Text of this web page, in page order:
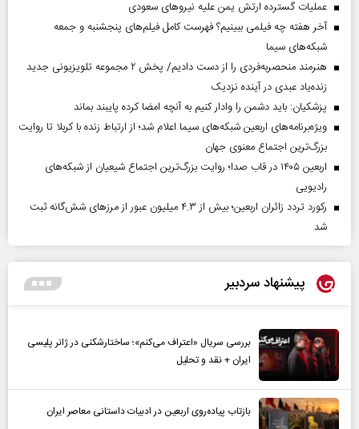
عملیات گسترده ارتش یمن علیه نیروهای سعودی
آخر هفته چه فیلمی ببینیم؟ فهرست کامل فیلم‌های پنجشنبه و جمعه
شبکه‌های سیما
هنرمند منحصر‌به‌فردی را از دست دادیم/ پخش ۲ مجموعه تلویزیونی جدید
زنده‌یاد عبدی در آینده نزدیک
پزشکیان: باید دشمن را وادار کنیم به آنچه امضا کرده پایبند بماند
ویژه‌برنامه‌های اربعین شبکه‌های سیما اعلام شد؛ از ارتباط زنده با کربلا تا روایت
بزرگ‌ترین اجتماع معنوی جهان
اربعین ۱۴۰۵ در قاب صدا؛ روایت بزرگ‌ترین اجتماع شیعیان از شبکه‌های
رادیویی
رکورد تردد زائران اربعین؛ بیش از ۴.۳ میلیون عبور از مرزهای شش‌گانه ثبت
شد
پیشنهاد سردبیر
بررسی سریال «اعتراف می‌کنم»؛ ساختارشکنی در ژانر پلیسی
ایران + نقد و تحلیل
بازتاب پیاده‌روی اربعین در ادبیات داستانی معاصر ایران